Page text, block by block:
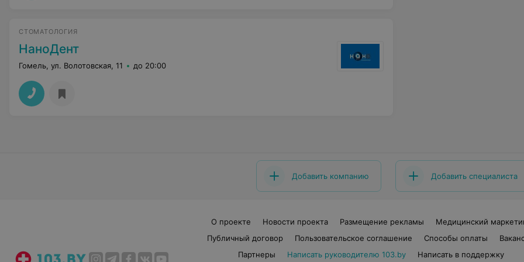
СТОМАТОЛОГИЯ
НаноДент
Гомель, ул. Волотовская, 11 до 20:00
Добавить компанию Добавить специалиста
О проекте Новости проекта Размещение рекламы
Медицинский
Публичный договор
Пользовательское соглашение Способы оплаты
Партнеры
Написать руководителю 103.by Написать в поддержку